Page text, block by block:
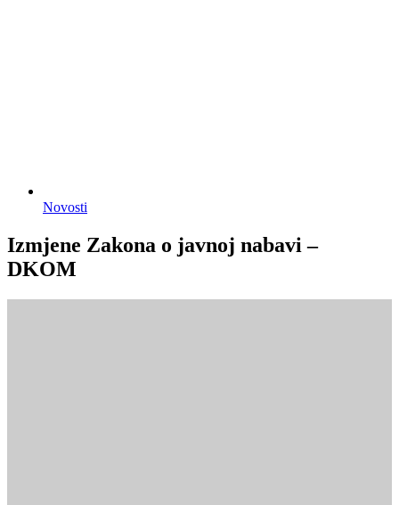
Novosti
Izmjene Zakona o javnoj nabavi –
DKOM